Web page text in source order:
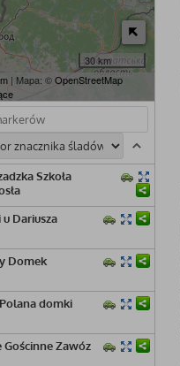
30 km
| Mapa: ©OpenStreetMap
Szkoła
Dariusza
Domek
domki
Gościnne Zawóz